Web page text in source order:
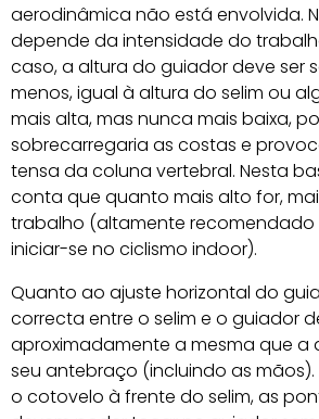
aerodinâmica não está envolvida.
depende da intensidade do
caso, a altura do guiador deve ser
menos, igual à altura do selim ou
mais alta, mas nunca mais baixa,
sobrecarregaria as costas e
tensa da coluna vertebral. Nesta
conta que quanto mais alto for,
trabalho (altamente recomendado
iniciar-se no ciclismo indoor).
Quanto ao ajuste horizontal do
correcta entre o selim e o guiador
aproximadamente a mesma que a
seu antebraço (incluindo as mãos).
o cotovelo à frente do selim, as